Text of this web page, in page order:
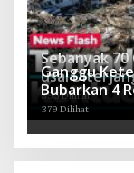
Sebanyak
usai
395 Dilihat
Ganggu
Bubarkan 4
Batu Hitam
379 Dilihat